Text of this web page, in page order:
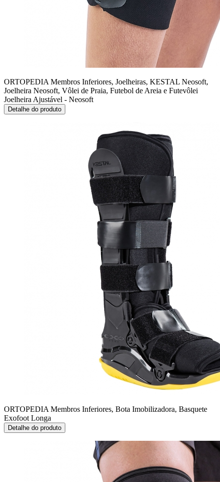
ORTOPEDIA Membros Inferiores, Joelheiras, KESTAL Neosoft,
Joelheira Neosoft, Vôlei de Praia, Futebol de Areia e Futevôlei
Joelheira Ajustável - Neosoft
Detalhe do produto
ORTOPEDIA Membros Inferiores, Bota Imobilizadora, Basquete
Exofoot Longa
Detalhe do produto